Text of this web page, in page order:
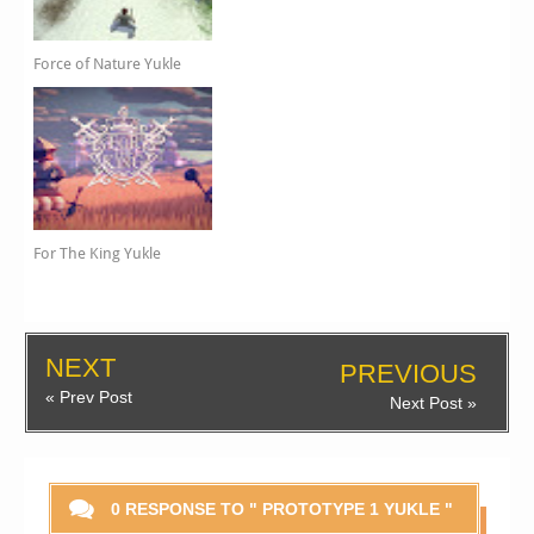
Force of Nature Yukle
For The King Yukle
NEXT
« Prev Post
PREVIOUS
Next Post »
0 RESPONSE TO " PROTOTYPE 1 YUKLE "